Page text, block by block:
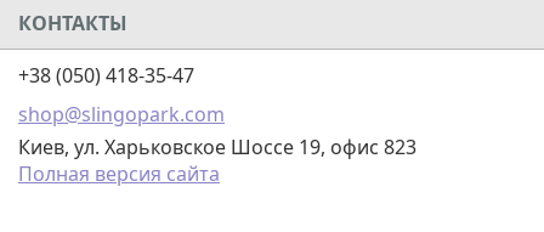
КОНТАКТЫ
+38 (050) 418-35-47
shop@slingopark.com
Киев, ул. Харьковское Шоссе 19, офис 823
Полная версия сайта